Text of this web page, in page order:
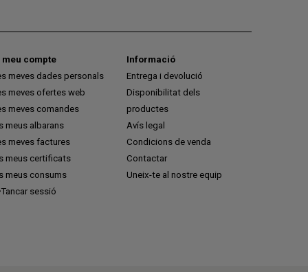
meu compte
meves dades personals
meves ofertes web
meves comandes
meus albarans
meves factures
meus certificats
meus consums
Tancar sessió
Informació
Entrega i devolució
Disponibilitat dels
productes
Avís legal
Condicions de venda
Contactar
Uneix-te al nostre equip